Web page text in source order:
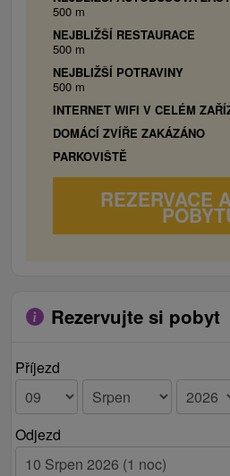
500 m
NEJBLIŽŠÍ RESTAURACE
500 m
NEJBLIŽŠÍ POTRAVINY
500 m
INTERNET WIFI V CELÉM
DOMÁCÍ ZVÍŘE ZAKÁZÁNO
PARKOVIŠTĚ
REZERVACE
Rezervujte si pobyt
Příjezd
Odjezd